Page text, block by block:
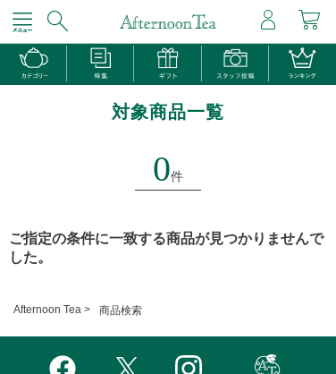
対象商品一覧
0件
ご指定の条件に一致する商品が見つかりませんで
した。
Afternoon Tea > 商品検索